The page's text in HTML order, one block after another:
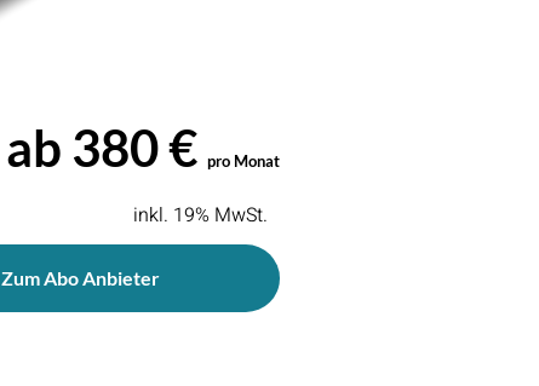
ab 380 € pro Monat
inkl. 19% MwSt.
Zum Abo Anbieter